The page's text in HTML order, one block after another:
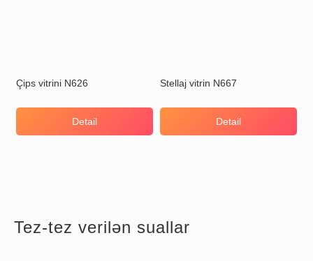
Çips vitrini N626
Detail
Stellaj vitrin N667
Detail
Tez-tez verilən suallar